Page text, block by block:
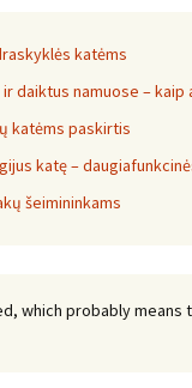
katėms
daiktus namuose –
katėms paskirtis
katę –
šeimininkams
which probably means